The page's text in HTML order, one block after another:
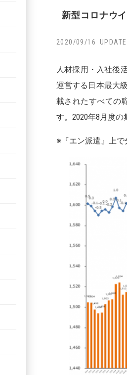
新型コロナウ
2020/09/16
人材採用・入社後
運営する日本最大
載されたすべての
す。2020年8月度の
※『エン派遣』上